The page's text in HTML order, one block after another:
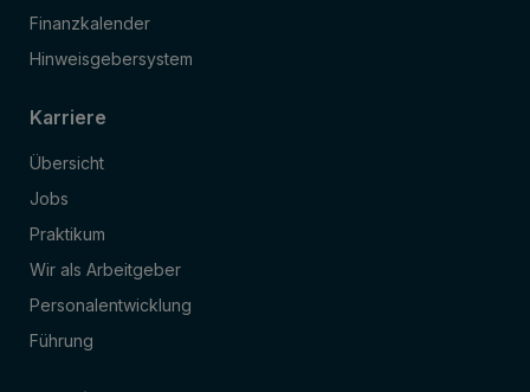
Finanzkalender
Hinweisgebersystem
Karriere
Übersicht
Jobs
Praktikum
Wir als Arbeitgeber
Personalentwicklung
Führung